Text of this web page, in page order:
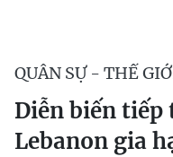
QUÂN SỰ - THẾ
Diễn biến
Lebanon gia